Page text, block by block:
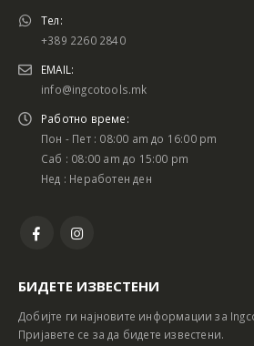
Тел:
+389 2260 2840
EMAIL:
info@ingcotools.mk
Работно време:
Пон - Пет : 08:00 am до 16:00 pm
Саб : 08:00 am до 15:00 pm
Нед : Неработен ден
БИДЕТЕ ИЗВЕСТЕНИ
Добијте ги најновите информации за
Пријавете се за да бидете известени.